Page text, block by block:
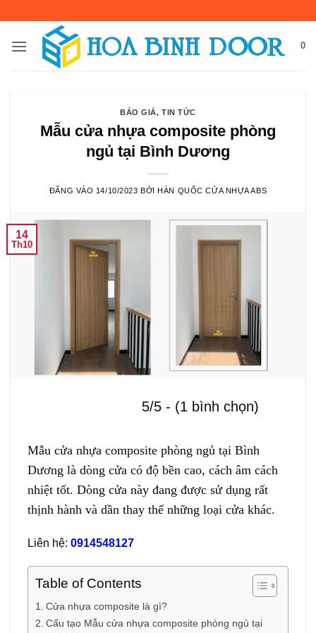
nội
0
BÁO GIÁ,TIN TỨC
Mẫu cửa nhựa composite phòng
ngủ tại Bình Dương
ĐĂNG VÀO 14/10/2023 BỞIHÀN QUỐC CỬA NHỰA ABS
14
Th10
5/5 - (1 bình chọn)
Mẫu cửa nhựa composite phòng ngủ tại Bình
Dương là dòng cửa có độ bền cao, cách âm cách
nhiệt tốt. Dòng cửa này đang được sử dụng rất
thịnh hành và dần thay thế những loại cửa khác.
Liên hệ: 0914548127
Table of Contents
Cửa nhựa composite là gì?
Cấu tạo Mẫu cửa nhựa composite phòng ngủ tại